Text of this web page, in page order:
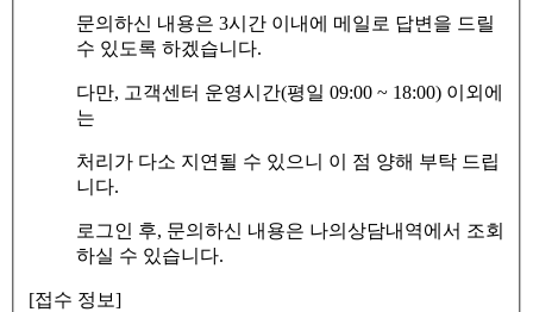
문의하신 내용은 3시간 이내에 메일로 답변을 드릴
수 있도록 하겠습니다.
다만, 고객센터 운영시간(평일 09:00 ~ 18:00) 이외에
는
처리가 다소 지연될 수 있으니 이 점 양해 부탁 드립
니다.
로그인 후, 문의하신 내용은 나의상담내역에서 조회
하실 수 있습니다.
[접수 정보]